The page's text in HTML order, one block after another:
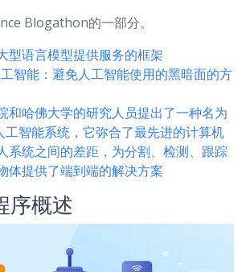
Blogathon的一部分。
型语言模型提供服务的框架
智能：避免人工智能使用的黑暗面的方
和哈佛大学的研究人员提出了一种名为
工智能系统，它弥合了最先进的计算机
系统之间的差距，为分割、检测、跟踪
体提供了端到端的解决方案
序概述